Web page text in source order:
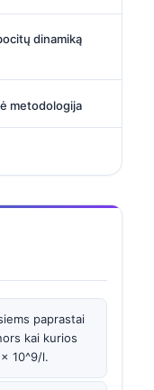
dinamiką
metodologija
paprastai
kai kurios
10^9/l.